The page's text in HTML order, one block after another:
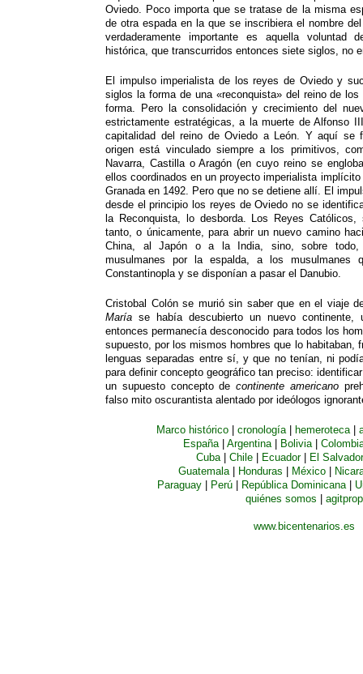
Oviedo. Poco importa que se tratase de la misma
de otra espada en la que se inscribiera el nombre
verdaderamente importante es aquella voluntad
histórica, que transcurridos entonces siete siglos, no
El impulso imperialista de los reyes de Oviedo y
siglos la forma de una «reconquista» del reino de
forma. Pero la consolidación y crecimiento del
estrictamente estratégicas, a la muerte de Alfonso
capitalidad del reino de Oviedo a León. Y aquí se
origen está vinculado siempre a los primitivos,
Navarra, Castilla o Aragón (en cuyo reino se
ellos coordinados en un proyecto imperialista
Granada en 1492. Pero que no se detiene allí. El
desde el principio los reyes de Oviedo no se
la Reconquista, lo desborda. Los Reyes
tanto, o únicamente, para abrir un nuevo camino
China, al Japón o a la India, sino, sobre todo,
musulmanes por la espalda, a los musulmanes
Constantinopla y se disponían a pasar el Danubio.
Cristobal Colón se murió sin saber que en el viaje
María se había descubierto un nuevo continente,
entonces permanecía desconocido para todos los
supuesto, por los mismos hombres que lo habitaban,
lenguas separadas entre sí, y que no tenían, ni
para definir concepto geográfico tan preciso:
un supuesto concepto decontinente americano
falso mito oscurantista alentado por ideólogos
Marco histórico| cronología| hemeroteca|
España| Argentina| Bolivia|
Cuba | Chile | Ecuador| El Salvador
Guatemala | Honduras | México |
Paraguay| Perú| República Dominicana|
quiénes somos | agitprop
www.bicentenarios.es